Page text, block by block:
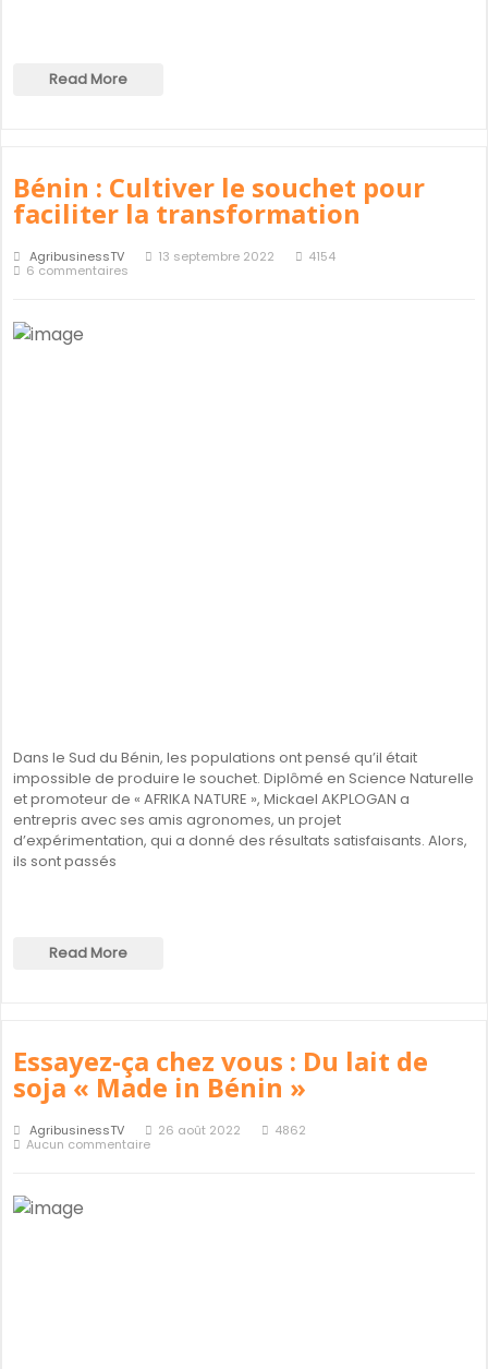
Read More
Bénin : Cultiver le souchet pour
faciliter la transformation
AgribusinessTV 13 septembre 2022
4154
6 commentaires
Dans le Sud du Bénin, les populations ont pensé qu’il était
impossible de produire le souchet. Diplômé en Science Naturelle
et promoteur de « AFRIKA NATURE », Mickael AKPLOGAN a
entrepris avec ses amis agronomes, un projet
d’expérimentation, qui a donné des résultats satisfaisants. Alors,
ils sont passés
Read More
Essayez-ça chez vous : Du lait de
soja « Made in Bénin »
AgribusinessTV 26 août 2022
4862
Aucun commentaire